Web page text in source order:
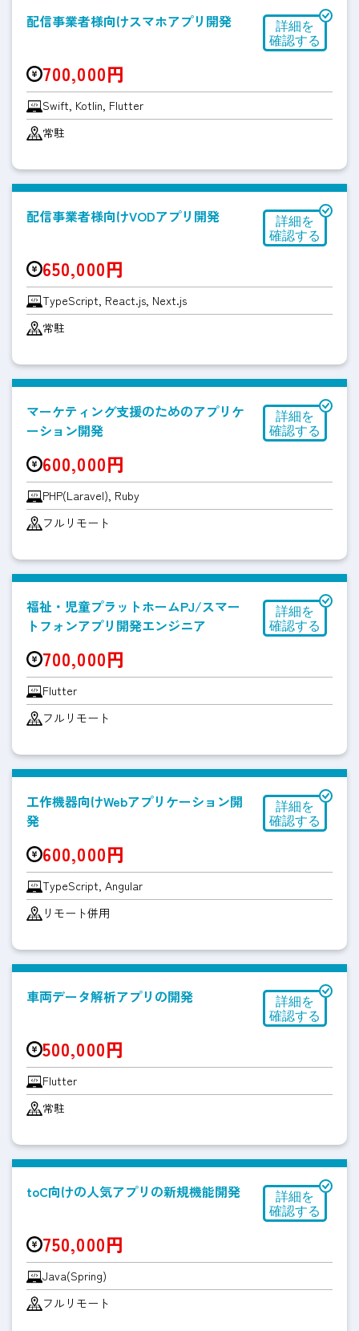
配信事業者様向けスマホアプリ開発
700,000円
Swift, Kotlin, Flutter
常駐
配信事業者様向けVODアプリ開発
650,000円
TypeScript, React.js, Next.js
常駐
マーケティング支援のためのアプリケ
ーション開発
600,000円
PHP(Laravel), Ruby
フルリモート
福祉・児童プラットホームPJ/スマー
トフォンアプリ開発エンジニア
700,000円
Flutter
フルリモート
工作機器向けWebアプリケーション開
発
600,000円
TypeScript, Angular
リモート併用
車両データ解析アプリの開発
500,000円
Flutter
常駐
toC向けの人気アプリの新規機能開発
750,000円
Java(Spring)
フルリモート